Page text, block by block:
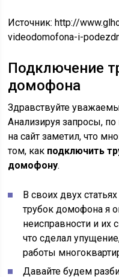
Источник:http://
videodomofona-i-
Подключение
домофона
Здравствуйте
Анализируя запросы,
на сайт заметил, что
том, как подключить
домофону.
В своих двух
трубок домофона я
неисправности и их
что сделал
работы
Давайте будем